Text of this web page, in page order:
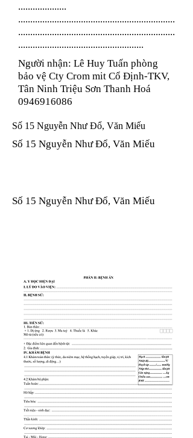
....................
.................................................................
.................................................................
....................................................
Người nhận: Lê Huy Tuấn phòng
bảo vệ Cty Crom mit Cổ Định-TKV,
Tân Ninh Triệu Sơn Thanh Hoá
0946916086
Số 15 Nguyễn Như Đổ, Văn Miếu
Số 15 Nguyễn Như Đổ, Văn Miếu
Số 15 Nguyễn Như Đổ, Văn Miếu